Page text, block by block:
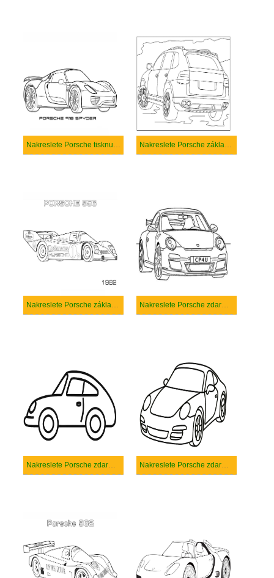
Nakreslete Porsche tisknutelné Nakreslete Porsche základní tisknutelné
Nakreslete Porsche základní Nakreslete Porsche zdarma pro děti
Nakreslete Porsche zdarma prostý tisknutelné Nakreslete Porsche zdarma prostý